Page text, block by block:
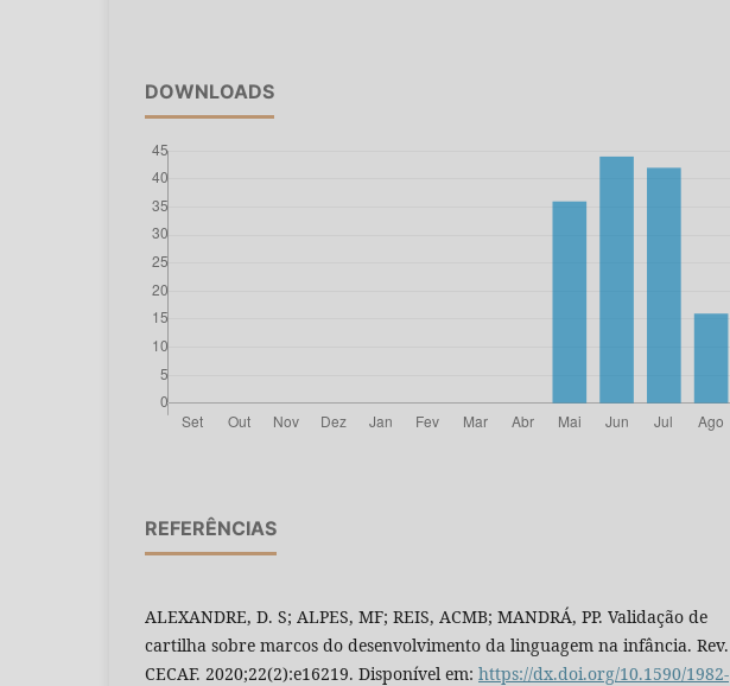
DOWNLOADS
REFERÊNCIAS
ALEXANDRE, D. S; ALPES, MF; REIS, ACMB; MANDRÁ, PP. Validação de
cartilha sobre marcos do desenvolvimento da linguagem na infância. Rev.
CECAF. 2020;22(2):e16219. Disponível em: https://dx.doi.org/10.1590/1982-